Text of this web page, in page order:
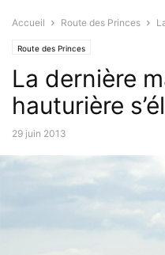
Accueil Route des Princes
Route des Princes
La dernière
hauturière
29 juin 2013